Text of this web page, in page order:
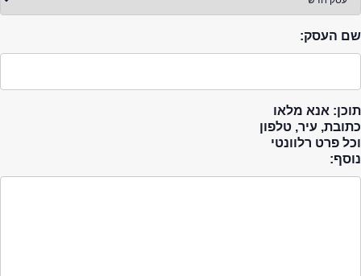
שם העסק:
תוכן: אנא מלאו
כתובת, עיר, טלפון
וכל פרט רלוונטי
נוסף: